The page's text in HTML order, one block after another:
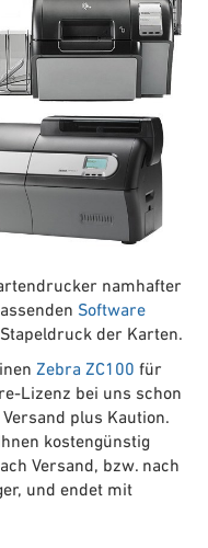
namhafter
Software
der Karten.
Zebra ZC100 für
Lizenz bei uns schon
plus Kaution.
kostengünstig
Versand, bzw. nach
und endet mit